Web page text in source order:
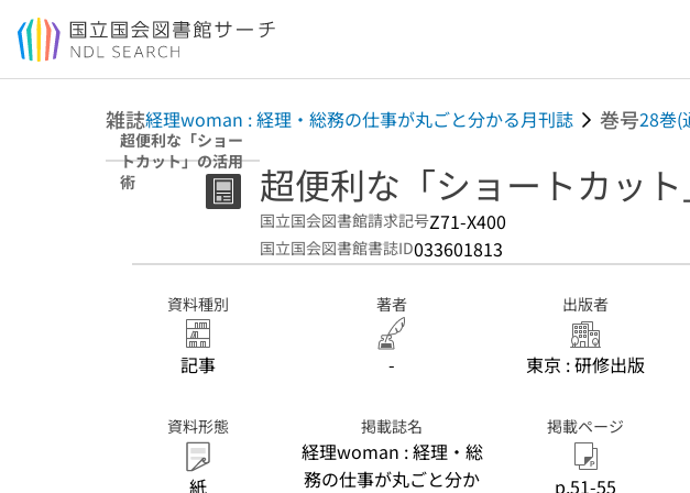
本文へ移動
雑誌経理woman : 経理・総務の仕事が丸ごと分かる月刊誌 巻号28巻(
超便利な「ショー
トカット」の活用
術
超便利な「ショートカッ
国立国会図書館請求記号Z71-X400
国立国会図書館書誌ID033601813
資料種別
記事
著者
-
出版者
東京 : 研修出版
資料形態
紙
掲載誌名
経理woman : 経理・総
務の仕事が丸ごと分か
掲載ページ
p.51-55